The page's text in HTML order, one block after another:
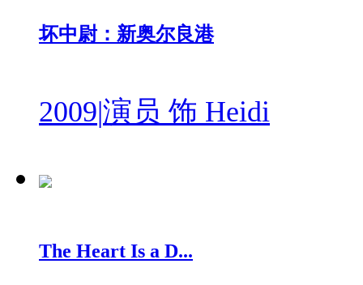
坏中尉：新奥尔良港
2009|演员 饰 Heidi
The Heart Is a D...